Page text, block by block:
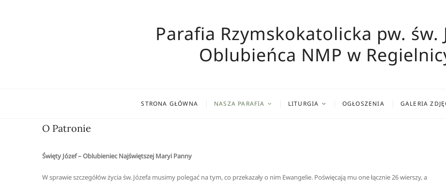
Parafia Rzymskokatolicka pw. św.
Oblubieńca NMP w
STRONA GŁÓWNA NASZA PARAFIA LITURGIA OGŁOSZENIA GALERIA
O Patronie
Święty Józef – Oblubieniec Najświętszej Maryi Panny
W sprawie szczegółów życia św. Józefa musimy polegać na tym, co przekazały o nim Ewangelie. Poświęcają mu one łącznie 26 wierszy, a